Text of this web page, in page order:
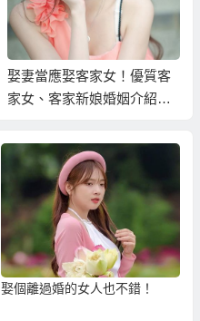
娶妻當應娶客家女！優質客
家女、客家新娘婚姻介紹服
娶個離過婚的女人也不錯！